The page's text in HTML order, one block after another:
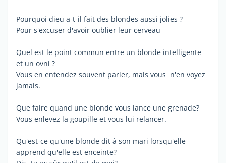
Pourquoi dieu a-t-il fait des blondes aussi jolies ?
Pour s'excuser d'avoir oublier leur cerveau
Quel est le point commun entre un blonde intelligente
et un ovni ?
Vous en entendez souvent parler, mais vous n'en voyez
jamais.
Que faire quand une blonde vous lance une grenade?
Vous enlevez la goupille et vous lui relancer.
Qu'est-ce qu'une blonde dit à son mari lorsqu'elle
apprend qu'elle est enceinte?